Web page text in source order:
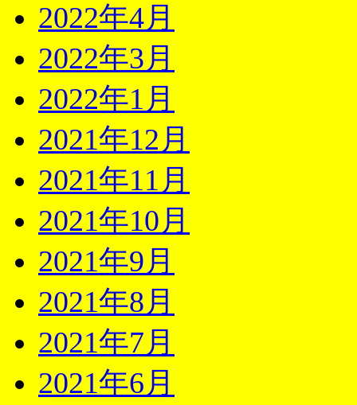
2022年4月
2022年3月
2022年1月
2021年12月
2021年11月
2021年10月
2021年9月
2021年8月
2021年7月
2021年6月